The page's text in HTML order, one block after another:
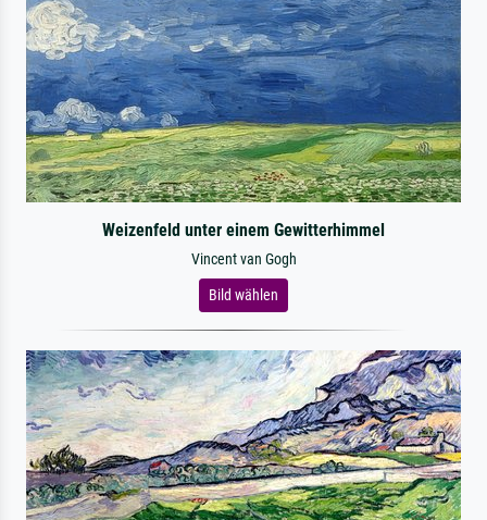
Weizenfeld unter einem Gewitterhimmel
Vincent van Gogh
Bild wählen